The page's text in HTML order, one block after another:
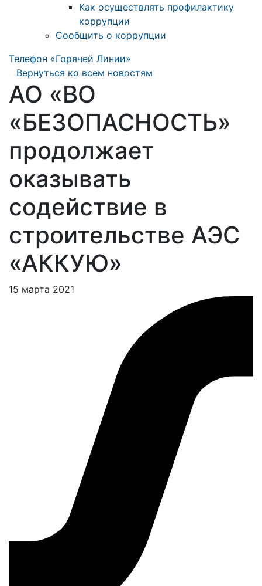
Как осуществлять профилактику
коррупции
Сообщить о коррупции
Телефон «Горячей Линии»
Вернуться ко всем новостям
АО «ВО
«БЕЗОПАСНОСТЬ»
продолжает
оказывать
содействие в
строительстве АЭС
«АККУЮ»
15 марта 2021